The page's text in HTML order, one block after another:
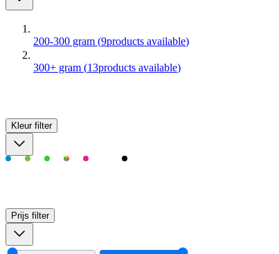
200-300 gram (9products available)
300+ gram (13products available)
Kleur filter
Prijs filter